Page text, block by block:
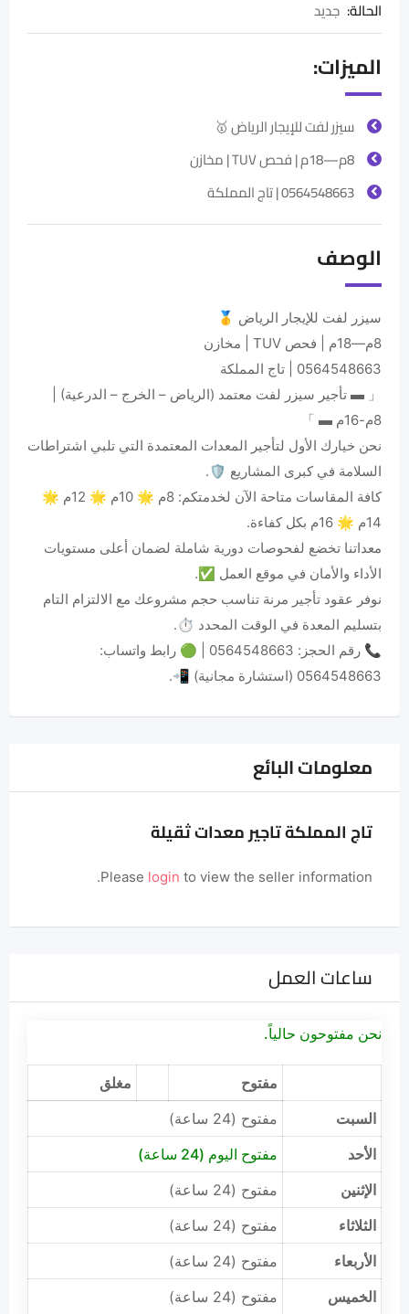
الحالة: جديد
الميزات:
سيزر لفت للإيجار الرياض 🥇
8م—18م | فحص TUV | مخازن
0564548663 | تاج المملكة
الوصف
سيزر لفت للإيجار الرياض 🥇
8م—18م | فحص TUV | مخازن
0564548663 | تاج المملكة
「 ▬ تأجير سيزر لفت معتمد (الرياض – الخرج – الدرعية) |
8م-16م ▬ 」
​نحن خيارك الأول لتأجير المعدات المعتمدة التي تلبي اشتراطات
السلامة في كبرى المشاريع 🛡️.
كافة المقاسات متاحة الآن لخدمتكم: 8م 🌟 10م 🌟 12م 🌟
14م 🌟 16م بكل كفاءة.
معداتنا تخضع لفحوصات دورية شاملة لضمان أعلى مستويات
الأداء والأمان في موقع العمل ✅.
نوفر عقود تأجير مرنة تناسب حجم مشروعك مع الالتزام التام
بتسليم المعدة في الوقت المحدد ⏱️.
📞 رقم الحجز: 0564548663 | 🟢 رابط واتساب:
0564548663 (استشارة مجانية) 📲.
معلومات البائع
تاج المملكة تاجير معدات ثقيلة
Please login to view the seller information.
ساعات العمل
نحن مفتوحون حالياً.
مفتوح
مغلق
السبت
مفتوح (24 ساعة)
الأحد
مفتوح اليوم (24 ساعة)
الإثنين
مفتوح (24 ساعة)
الثلاثاء
مفتوح (24 ساعة)
الأربعاء
مفتوح (24 ساعة)
الخميس
مفتوح (24 ساعة)